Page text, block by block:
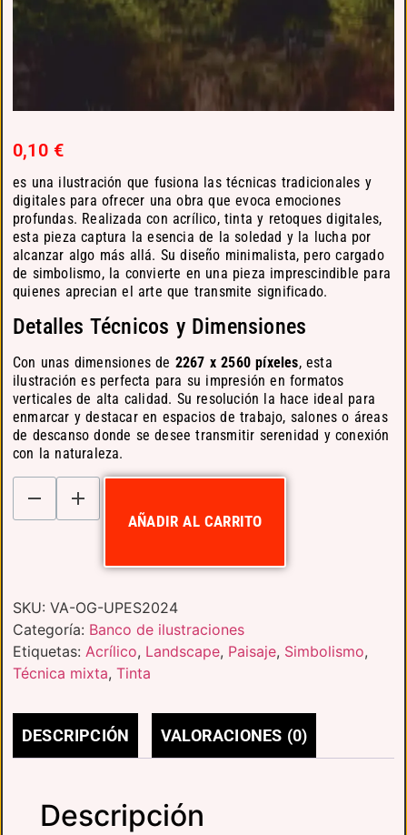
0,10 €
es una ilustración que fusiona las técnicas tradicionales y
digitales para ofrecer una obra que evoca emociones
profundas. Realizada con acrílico, tinta y retoques digitales,
esta pieza captura la esencia de la soledad y la lucha por
alcanzar algo más allá. Su diseño minimalista, pero cargado
de simbolismo, la convierte en una pieza imprescindible para
quienes aprecian el arte que transmite significado.
Detalles Técnicos y Dimensiones
Con unas dimensiones de 2267 x 2560 píxeles, esta
ilustración es perfecta para su impresión en formatos
verticales de alta calidad. Su resolución la hace ideal para
enmarcar y destacar en espacios de trabajo, salones o áreas
de descanso donde se desee transmitir serenidad y conexión
con la naturaleza.
AÑADIR AL CARRITO
SKU: VA-OG-UPES2024
Categoría: Banco de ilustraciones
Etiquetas: Acrílico, Landscape, Paisaje, Simbolismo,
Técnica mixta, Tinta
DESCRIPCIÓN VALORACIONES (0)
Descripción